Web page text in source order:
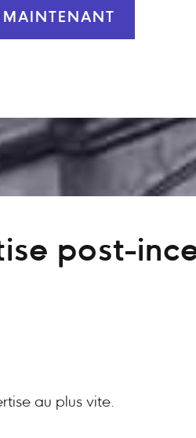
MAINTENANT
post-
au plus vite.